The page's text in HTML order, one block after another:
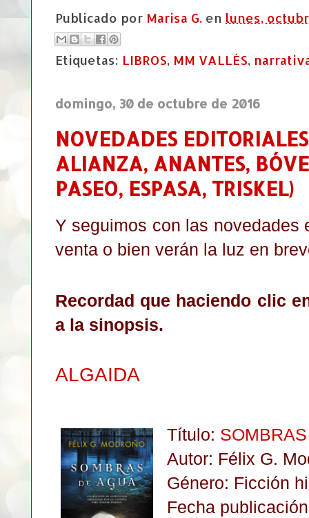
Publicado por Marisa G. en lunes,
Etiquetas: LIBROS, MM VALLÉS,
domingo, 30 de octubre de 2016
NOVEDADES
ALIANZA, ANANTES,
PASEO, ESPASA, TRISKEL)
Y seguimos con las novedades
venta o bien verán la luz en
Recordad que haciendo clic
a la sinopsis.
ALGAIDA
Título:
Autor: Félix G.
Género: Ficción
Fecha